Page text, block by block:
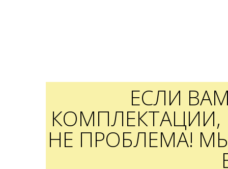
ЕСЛИ
КОМПЛЕКТАЦИИ,
НЕ ПРОБЛЕМА!